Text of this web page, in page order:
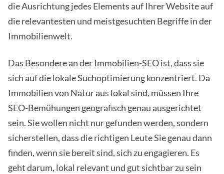
die Ausrichtung jedes Elements auf Ihrer Website auf
die relevantesten und meistgesuchten Begriffe in der
Immobilienwelt.
Das Besondere an der Immobilien-SEO ist, dass sie
sich auf die lokale Suchoptimierung konzentriert. Da
Immobilien von Natur aus lokal sind, müssen Ihre
SEO-Bemühungen geografisch genau ausgerichtet
sein. Sie wollen nicht nur gefunden werden, sondern
sicherstellen, dass die richtigen Leute Sie genau dann
finden, wenn sie bereit sind, sich zu engagieren. Es
geht darum, lokal relevant und gut sichtbar zu sein